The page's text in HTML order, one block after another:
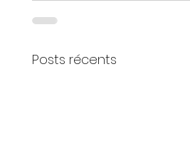
Posts récents